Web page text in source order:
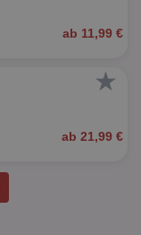
ab 11,99 €
★
ab 21,99 €